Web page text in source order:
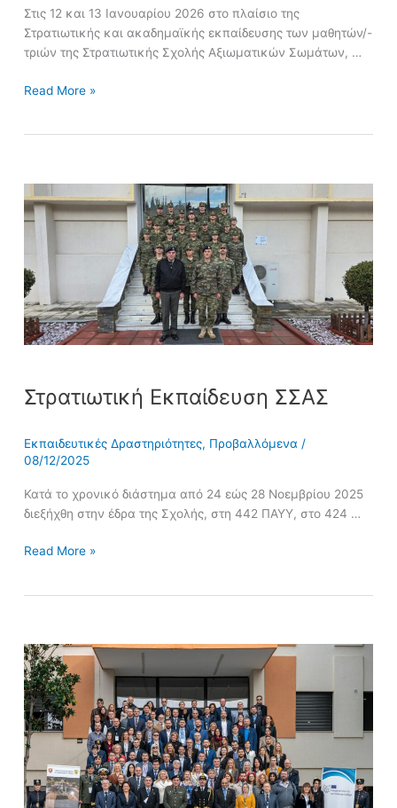
Στις 12 και 13 Ιανουαρίου 2026 στο πλαίσιο της
Στρατιωτικής και ακαδημαϊκής εκπαίδευσης των μαθητών/-
τριών της Στρατιωτικής Σχολής Αξιωματικών Σωμάτων, …
Read More »
Στρατιωτική Εκπαίδευση ΣΣΑΣ
Εκπαιδευτικές Δραστηριότητες, Προβαλλόμενα /
08/12/2025
Κατά το χρονικό διάστημα από 24 εώς 28 Νοεμβρίου 2025
διεξήχθη στην έδρα της Σχολής, στη 442 ΠΑΥΥ, στο 424 …
Εκπαίδευση
ΣΣΑΣ
Read More »
Δελτίο
Τύπου
Ολοκλήρωσης
68ου
IG
meeting
EMILYO